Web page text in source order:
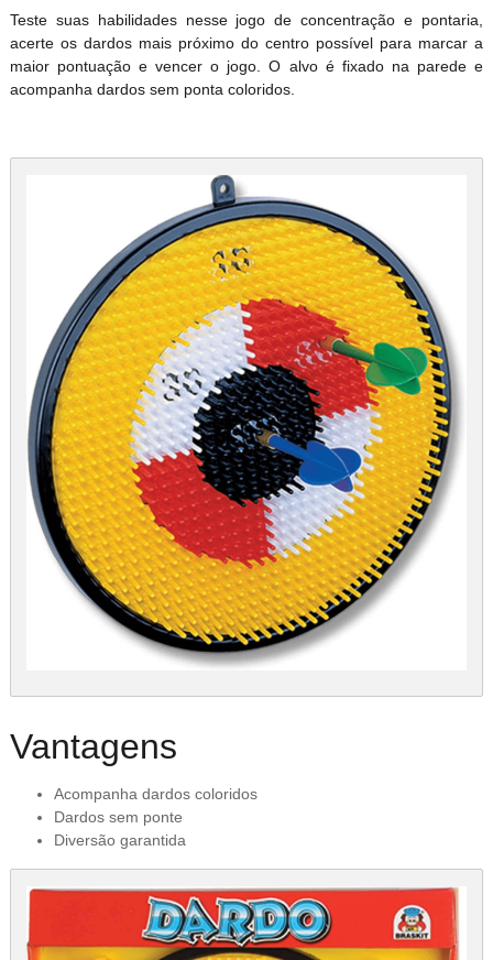
Teste suas habilidades nesse jogo de concentração e pontaria,
acerte os dardos mais próximo do centro possível para marcar a
maior pontuação e vencer o jogo. O alvo é fixado na parede e
acompanha dardos sem ponta coloridos.
Vantagens
Acompanha dardos coloridos
Dardos sem ponte
Diversão garantida